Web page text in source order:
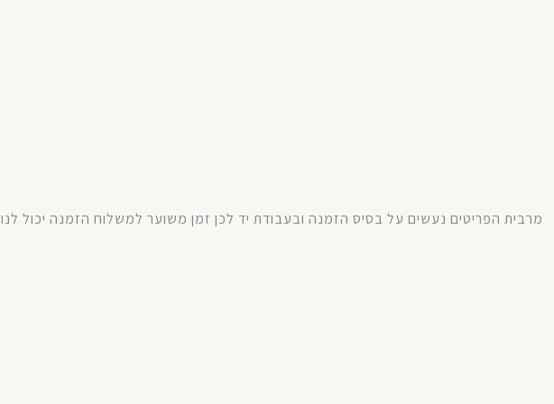
מרבית הפריטים נעשים על בסיס הזמנה ובעבודת יד לכן זמן משוער למשלוח הזמנה יכול